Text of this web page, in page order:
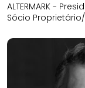
ALTERMARK -
Sócio